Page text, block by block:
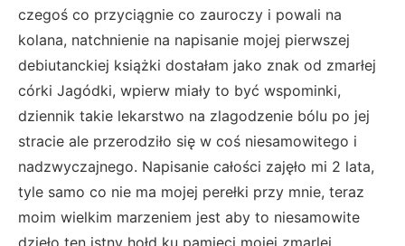
czegoś co przyciągnie co zauroczy i powali na
kolana, natchnienie na napisanie mojej pierwszej
debiutanckiej książki dostałam jako znak od zmarłej
córki Jagódki, wpierw miały to być wspominki,
dziennik takie lekarstwo na zlagodzenie bólu po jej
stracie ale przerodziło się w coś niesamowitego i
nadzwyczajnego. Napisanie całości zajęło mi 2 lata,
tyle samo co nie ma mojej perełki przy mnie, teraz
moim wielkim marzeniem jest aby to niesamowite